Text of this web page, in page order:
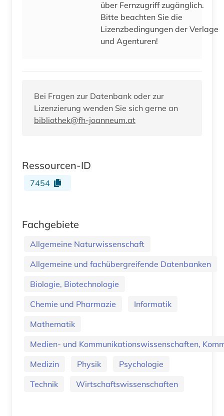
über Fernzugriff zugänglich.
Bitte beachten Sie die
Lizenzbedingungen der Verlage
und Agenturen!
Bei Fragen zur Datenbank oder zur
Lizenzierung wenden Sie sich gerne an
bibliothek@fh-joanneum.at
Ressourcen-ID
7454
Fachgebiete
Allgemeine Naturwissenschaft
Allgemeine und fachübergreifende Datenbanken
Biologie, Biotechnologie
Chemie und Pharmazie
Informatik
Mathematik
Medien- und Kommunikationswissenschaften,
Medizin
Physik
Psychologie
Technik
Wirtschaftswissenschaften